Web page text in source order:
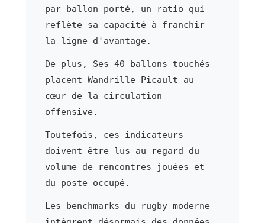
par ballon porté, un ratio qui
reflète sa capacité à franchir
la ligne d'avantage.
De plus, Ses 40 ballons touchés
placent Wandrille Picault au
cœur de la circulation
offensive.
Toutefois, ces indicateurs
doivent être lus au regard du
volume de rencontres jouées et
du poste occupé.
Les benchmarks du rugby moderne